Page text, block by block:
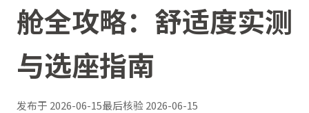
舱全攻略：舒适度实测
与选座指南
发布于 2026-06-15最后核验2026-06-15